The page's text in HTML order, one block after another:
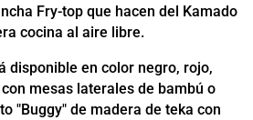
Fry-top que hacen del Kamado
cocina al aire libre.
disponible en color negro, rojo,
mesas laterales de bambú o
"Buggy" de madera de teka con